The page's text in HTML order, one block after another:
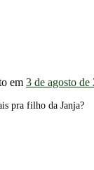
em 3 de agosto de
pra filho da Janja?